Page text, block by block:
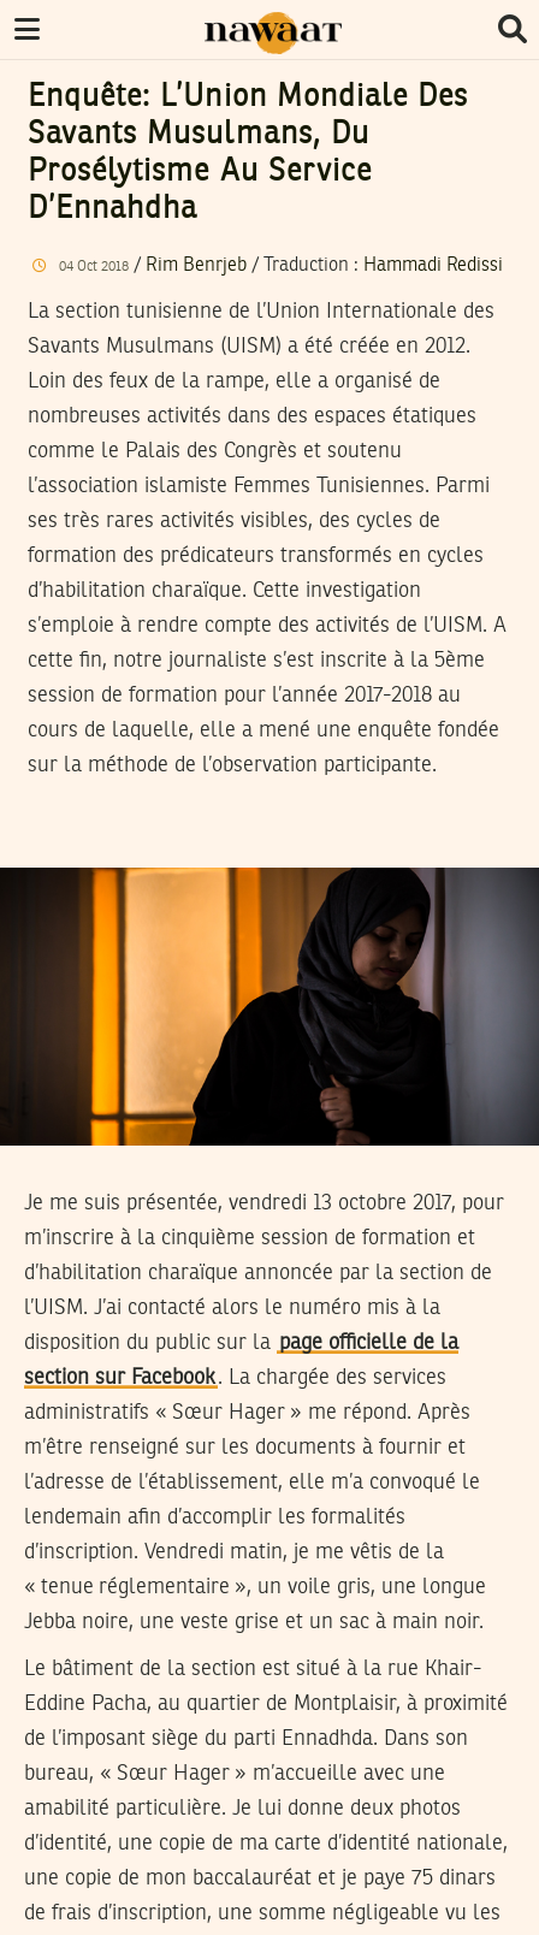
Enquête: L’Union Mondiale Des
Savants Musulmans, Du
Prosélytisme Au Service
D’Ennahdha
04 Oct 2018/ Rim Benrjeb / Traduction : Hammadi Redissi
La section tunisienne de l’Union Internationale des
Savants Musulmans (UISM) a été créée en 2012.
Loin des feux de la rampe, elle a organisé de
nombreuses activités dans des espaces étatiques
comme le Palais des Congrès et soutenu
l’association islamiste Femmes Tunisiennes. Parmi
ses très rares activités visibles, des cycles de
formation des prédicateurs transformés en cycles
d’habilitation charaïque. Cette investigation
s’emploie à rendre compte des activités de l’UISM. A
cette fin, notre journaliste s’est inscrite à la 5ème
session de formation pour l’année 2017-2018 au
cours de laquelle, elle a mené une enquête fondée
sur la méthode de l’observation participante.
Je me suis présentée, vendredi 13 octobre 2017, pour
m’inscrire à la cinquième session de formation et
d’habilitation charaïque annoncée par la section de
l’UISM. J’ai contacté alors le numéro mis à la
disposition du public sur la page officielle de la
section sur Facebook. La chargée des services
administratifs « Sœur Hager » me répond. Après
m’être renseigné sur les documents à fournir et
l’adresse de l’établissement, elle m’a convoqué le
lendemain afin d’accomplir les formalités
d’inscription. Vendredi matin, je me vêtis de la
« tenue réglementaire », un voile gris, une longue
Jebba noire, une veste grise et un sac à main noir.
Le bâtiment de la section est situé à la rue Khair-
Eddine Pacha, au quartier de Montplaisir, à proximité
de l’imposant siège du parti Ennadhda. Dans son
bureau, « Sœur Hager » m’accueille avec une
amabilité particulière. Je lui donne deux photos
d’identité, une copie de ma carte d’identité nationale,
une copie de mon baccalauréat et je paye 75 dinars
de frais d’inscription, une somme négligeable vu les